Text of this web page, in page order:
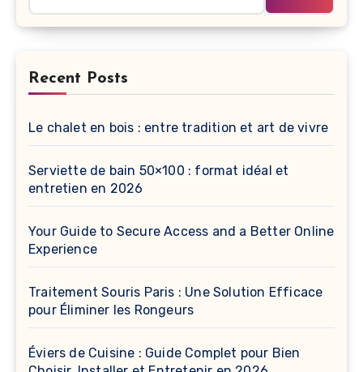
Recent Posts
Le chalet en bois : entre tradition et art de vivre
Serviette de bain 50×100 : format idéal et
entretien en 2026
Your Guide to Secure Access and a Better Online
Experience
Traitement Souris Paris : Une Solution Efficace
pour Éliminer les Rongeurs
Éviers de Cuisine : Guide Complet pour Bien